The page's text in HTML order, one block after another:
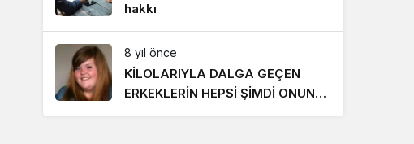
hakkı
8 yıl önce
KİLOLARIYLA DALGA GEÇEN
ERKEKLERİN HEPSİ ŞİMDİ ONUN
PEŞİNDE! SON HALİ İNANILMAZ